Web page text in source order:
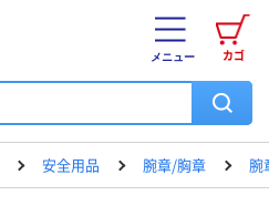
カゴ
メニュー
安全用品 腕章/胸章 腕